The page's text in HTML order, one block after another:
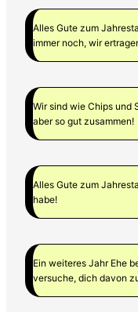
Alles Gute zum
immer noch, wir
Wir sind wie Chips und
aber so gut zusammen!
Alles Gute zum
habe!
Ein weiteres Jahr Ehe
versuche, dich davon